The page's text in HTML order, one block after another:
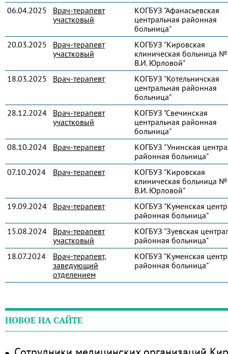
06.04.2025
Врач-терапевт
участковый
КОГБУЗ "Афанасьевская
центральная районная
больница"
20.03.2025
Врач-терапевт
участковый
КОГБУЗ "Кировская
клиническая больница
В.И. Юрловой"
18.03.2025
Врач-терапевт
КОГБУЗ "Котельничская
центральная районная
больница"
28.12.2024
Врач-терапевт
участковый
КОГБУЗ "Свечинская
центральная районная
больница"
08.10.2024
Врач-терапевт
КОГБУЗ "Унинская
районная больница"
07.10.2024
Врач-терапевт
КОГБУЗ "Кировская
клиническая больница
В.И. Юрловой"
19.09.2024
Врач-терапевт
КОГБУЗ "Куменская
районная больница"
15.08.2024
Врач-терапевт
участковый
КОГБУЗ "Зуевская
районная больница"
18.07.2024
Врач-терапевт,
заведующий
отделением
КОГБУЗ "Куменская
районная больница"
НОВОЕ НА САЙТЕ